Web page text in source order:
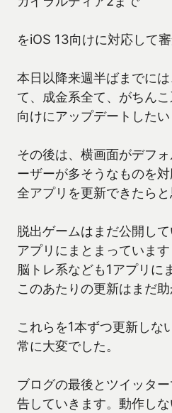
をiOS 13向けに対応して
本日以降来週半ばまでに
て、成金系全て、がちん
向けにアップデートしたい
その後は、横画面がデフ
ーザーが多そうなものを
全アプリを更新できたらと
脱出ゲームはまだ公開し
アプリにまとまっています
脳トレ系なども1アプリに
このあたりの更新はまだ助
これらを1本ずつ更新しな
常に大変でした。
ブログの最後とツイッタ
告していきます。動作し